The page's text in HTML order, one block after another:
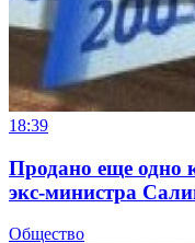
18:39
Продано еще одно
экс-министра
Общество